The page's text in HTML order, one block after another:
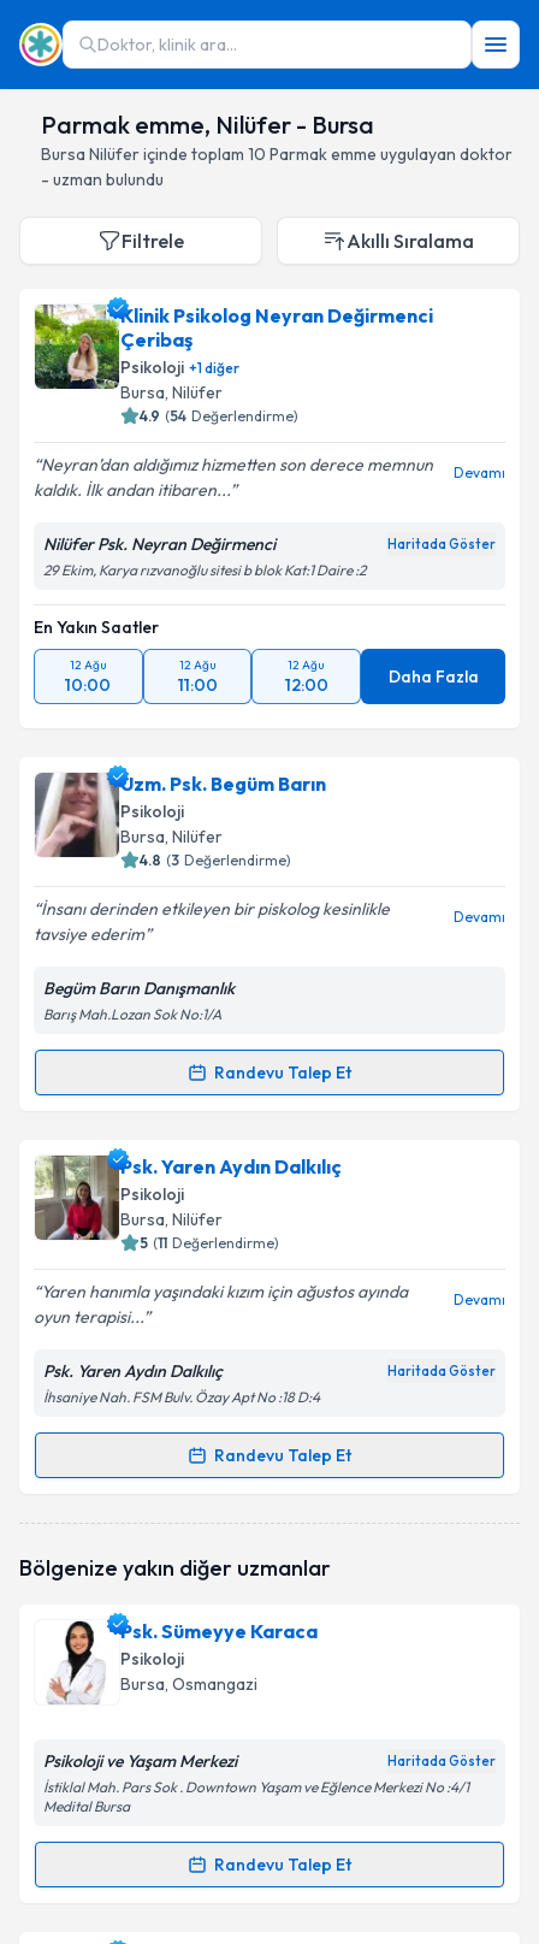
Doktor, klinik ara...
Parmak emme, Nilüfer - Bursa
Bursa Nilüferiçinde toplam 10 Parmak emme uygulayan doktor
- uzman bulundu
Filtrele Akıllı Sıralama
Klinik Psikolog Neyran Değirmenci
Çeribaş
Psikoloji +1diğer
Bursa, Nilüfer
4.9 (54 Değerlendirme)
Neyran’dan aldığımız hizmetten son derece memnun
kaldık. İlk andan itibaren...
Devamı
Nilüfer Psk. Neyran Değirmenci Haritada Göster
29 Ekim, Karya rızvanoğlu sitesi b blok Kat:1 Daire :2
En Yakın Saatler
12 Ağu
10:00
12 Ağu
11:00
12 Ağu
12:00 Daha Fazla
Uzm. Psk. Begüm Barın
Psikoloji
Bursa, Nilüfer
4.8 (3 Değerlendirme)
İnsanı derinden etkileyen bir piskolog kesinlikle
tavsiye ederim
Devamı
Begüm Barın Danışmanlık
Barış Mah.Lozan Sok No:1/A
Randevu Talep Et
Randevu Takvimi Talebi
Uzm. Psk. Begüm Barın için randevu takvimi talebi
oluşturun. Size bu uzmandan randevu almanız için bir
takvim hazırlandığında e-posta ile bilgilendireceğiz.
Kişisel verilerimin işlenmesine ilişkin
Aydınlatma
Metni'ni okudum ve kişisel verilerimin belirtilen
kapsamda işlenmesini kabul ediyorum.
Psk. Yaren Aydın Dalkılıç
Psikoloji
Bursa, Nilüfer
5 (11 Değerlendirme)
Yaren hanımla yaşındaki kızım için ağustos ayında
oyun terapisi...
Devamı
Psk. Yaren Aydın Dalkılıç Haritada Göster
İhsaniye Nah. FSM Bulv. Özay Apt No :18 D:4
Randevu Talep Et
Randevu Takvimi Talebi
oluşturun. Size bu uzmandan randevu almanız için bir
E-posta Adresiniz
Kişisel verilerimin işlenmesine ilişkin
Aydınlatma
Metni'ni okudum ve kişisel verilerimin belirtilen
kapsamda işlenmesini kabul ediyorum.
Takvim Talebini Gönder
Bölgenize yakın diğer uzmanlar
Psk. Sümeyye Karaca
Psikoloji
Bursa, Osmangazi
Psikoloji ve Yaşam Merkezi Haritada Göster
İstiklal Mah. Pars Sok . Downtown Yaşam ve Eğlence Merkezi No :4/1
Medital Bursa
Randevu Talep Et
Randevu Takvimi Talebi